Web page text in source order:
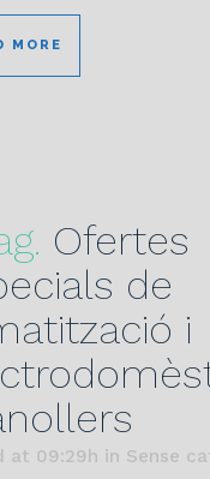
MORE
Ofertes
de
i
at 09:29h in Sense